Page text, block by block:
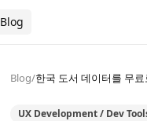
Blog
Blog/한국 도서 데이터를 무
UX Development / Dev